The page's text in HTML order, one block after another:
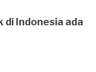
di Indonesia ada